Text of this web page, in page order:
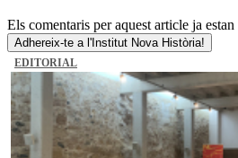
Els comentaris per aquest article ja estan
Adhereix-te a l'Institut Nova Història!
EDITORIAL